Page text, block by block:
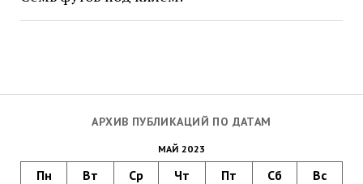
АРХИВ ПУБЛИКАЦИЙ ПО ДАТАМ
МАЙ 2023
Пн Вт Ср Чт Пт Сб Вс